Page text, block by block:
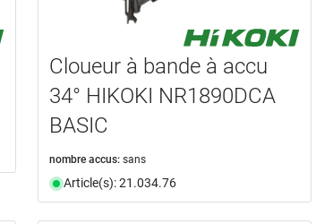
Cloueur à bande à accu
34° HIKOKI NR1890DCA
BASIC
nombre accus: sans
Article(s): 21.034.76